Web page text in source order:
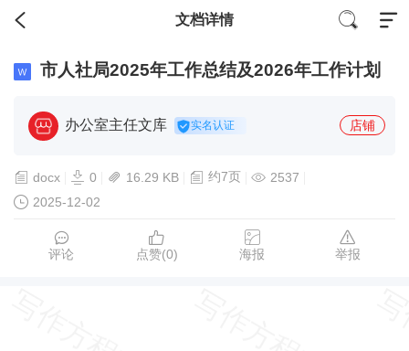
文档详情
市人社局2025年工作总结及2026年工作计划
办公室主任文库 实名认证 店铺
docx 0 16.29 KB 约7页
2537
2025-12-02
评论 点赞(0) 海报 举报